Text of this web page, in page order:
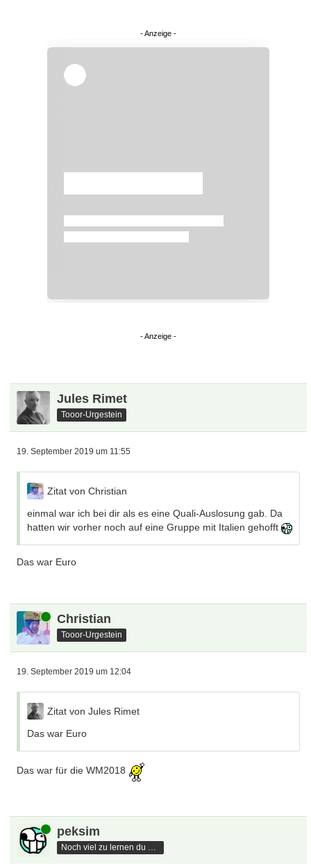
Jules Rimet
Tooor-Urgestein
19. September 2019 um 11:55
Zitat von Christian
einmal war ich bei dir als es eine Quali-Auslosung gab. Da
hatten wir vorher noch auf eine Gruppe mit Italien gehofft
Das war Euro
Online Christian
Tooor-Urgestein
19. September 2019 um 12:04
Zitat von Jules Rimet
Das war Euro
Das war für die WM2018
Online peksim
Noch viel zu lernen du hast